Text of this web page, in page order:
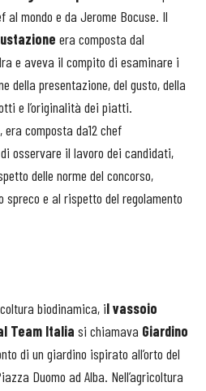
mondo e da Jerome Bocuse. Il
era composta dal
e aveva il compito di esaminare i
della presentazione, del gusto, della
e l’originalità dei piatti.
era composta da12 chef
osservare il lavoro dei candidati,
delle norme del concorso,
e al rispetto del regolamento
biodinamica, il vassoio
Team Italia si chiamava Giardino
di un giardino ispirato all’orto del
Duomo ad Alba. Nell’agricoltura